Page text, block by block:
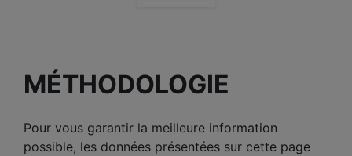
MÉTHODOLOGIE
Pour vous garantir la meilleure information
possible, les données présentées sur cette page